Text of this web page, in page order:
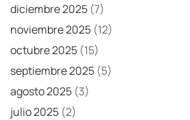
diciembre 2025 (7)
noviembre 2025 (12)
octubre 2025 (15)
septiembre 2025 (5)
agosto 2025 (3)
julio 2025 (2)